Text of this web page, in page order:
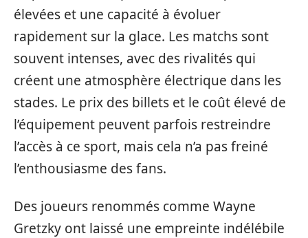
élevées et une capacité à évoluer
rapidement sur la glace. Les matchs sont
souvent intenses, avec des rivalités qui
créent une atmosphère électrique dans les
stades. Le prix des billets et le coût élevé de
l’équipement peuvent parfois restreindre
l’accès à ce sport, mais cela n’a pas freiné
l’enthousiasme des fans.
Des joueurs renommés comme Wayne
Gretzky ont laissé une empreinte indélébile